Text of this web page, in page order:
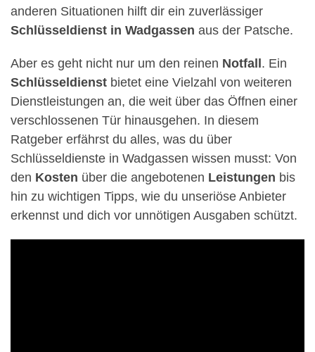
anderen Situationen hilft dir ein zuverlässiger
Schlüsseldienst in Wadgassen aus der Patsche.
Aber es geht nicht nur um den reinen Notfall. Ein
Schlüsseldienst bietet eine Vielzahl von weiteren
Dienstleistungen an, die weit über das Öffnen einer
verschlossenen Tür hinausgehen. In diesem
Ratgeber erfährst du alles, was du über
Schlüsseldienste in Wadgassen wissen musst: Von
den Kosten über die angebotenen Leistungen bis
hin zu wichtigen Tipps, wie du unseriöse Anbieter
erkennst und dich vor unnötigen Ausgaben schützt.